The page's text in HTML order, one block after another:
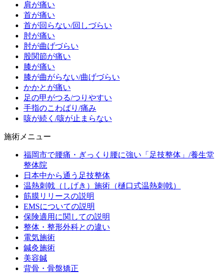
肩が痛い
首が痛い
首が回らない/回しづらい
肘が痛い
肘が曲げづらい
股関節が痛い
膝が痛い
膝が曲がらない/曲げづらい
かかとが痛い
足の甲がつる/つりやすい
手指のこわばり/痛み
咳が続く/咳が止まらない
施術メニュー
福岡市で腰痛・ぎっくり腰に強い「足技整体」/養生堂
整体院
日本中から通う足技整体
温熱刺戟（しげき）施術（樋口式温熱刺戟）
筋膜リリースの説明
EMSについての説明
保険適用に関しての説明
整体・整形外科との違い
電気施術
鍼灸施術
美容鍼
背骨・骨盤矯正